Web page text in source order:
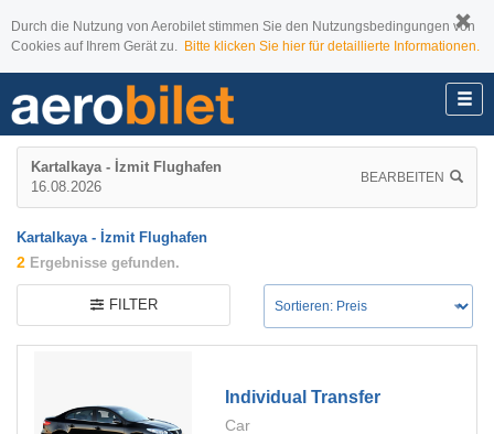
Durch die Nutzung von Aerobilet stimmen Sie den Nutzungsbedingungen von
Cookies auf Ihrem Gerät zu. Bitte klicken Sie hier für detaillierte Informationen.
Kartalkaya - İzmit Flughafen
16.08.2026
BEARBEITEN
Kartalkaya - İzmit Flughafen
2 Ergebnisse gefunden.
FILTER
Individual Transfer
Car